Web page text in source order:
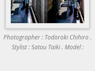
Photographer : Todoroki Chihiro .
Stylist : Satou Taiki . Model :